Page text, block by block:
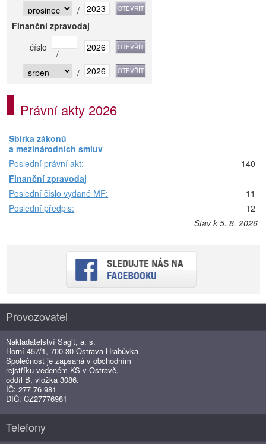
/
Finanční zpravodaj
číslo
/
/
Právní akty 2026
Sbírka zákonů
a mezinárodních smluv
Poslední právní akt:
140
Finanční zpravodaj
Poslední číslo vydané MF:
11
Poslední předpis:
12
Stav k 5. 8. 2026
Provozovatel
Nakladatelství Sagit, a. s.
Horní 457/1, 700 30 Ostrava-Hrabůvka
Společnost je zapsaná v obchodním
rejstříku vedeném KS v Ostravě,
oddíl B, vložka 3086.
IČ: 277 76 981
DIČ: CZ27776981
Telefony